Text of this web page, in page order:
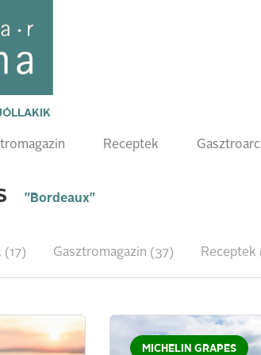
Receptek
"Bordeaux"
(17) Gasztromagazin (37) Receptek
MICHELIN GRAPES